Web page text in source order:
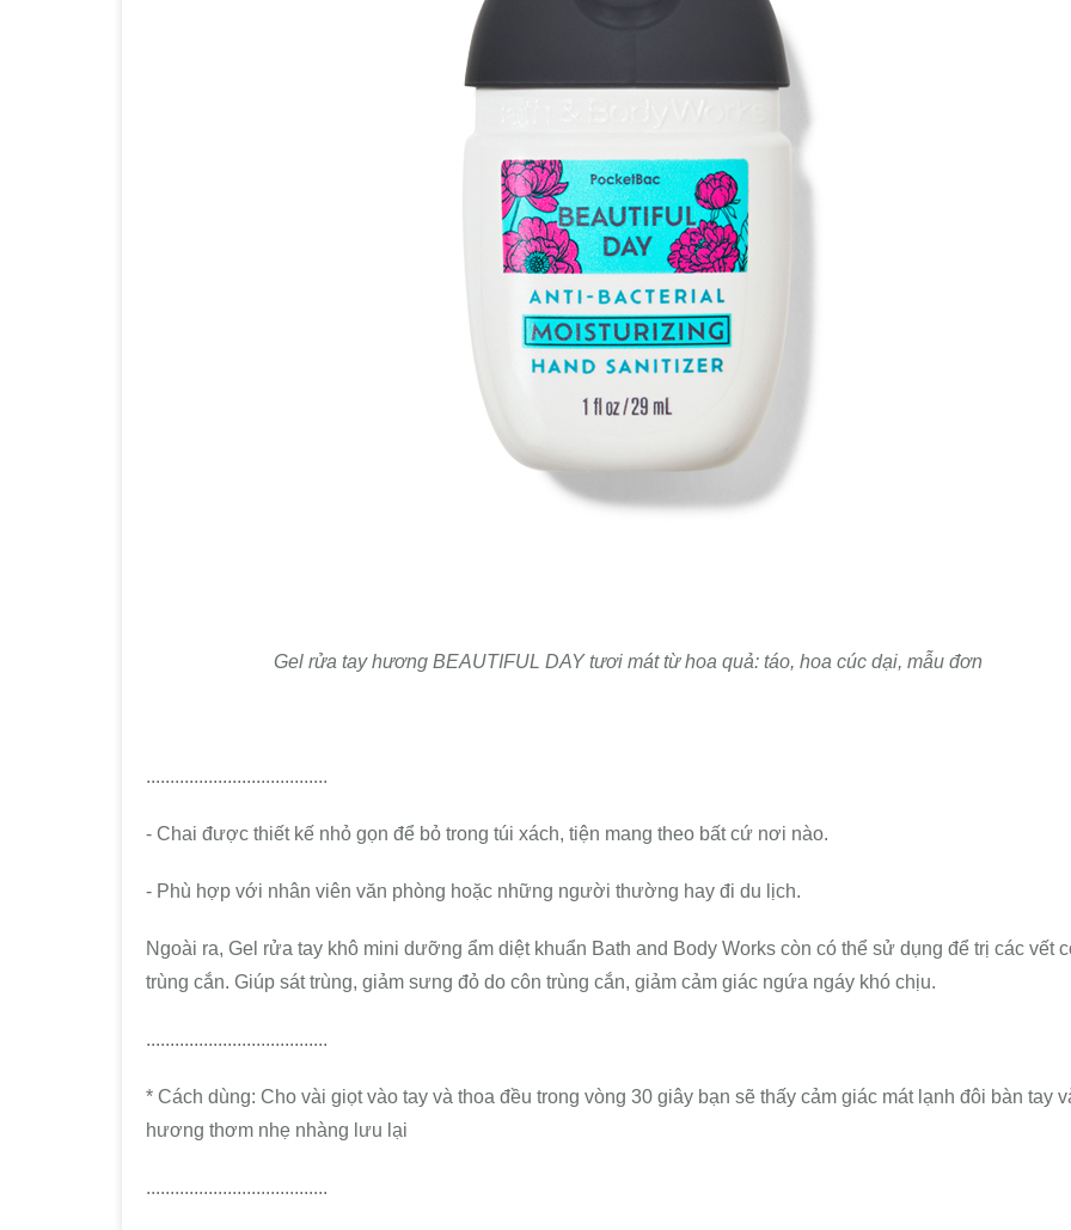
Gel rửa tay hương BEAUTIFUL DAY tươi mát từ hoa quả: táo, hoa cúc dại, mẫu đơn
......................................
- Chai được thiết kế nhỏ gọn để bỏ trong túi xách, tiện mang theo bất cứ nơi nào.
- Phù hợp với nhân viên văn phòng hoặc những người thường hay đi du lịch.
Ngoài ra, Gel rửa tay khô mini dưỡng ẩm diệt khuẩn Bath and Body Works còn có thể sử dụng để trị các vết
trùng cắn. Giúp sát trùng, giảm sưng đỏ do côn trùng cắn, giảm cảm giác ngứa ngáy khó chịu.
......................................
* Cách dùng: Cho vài giọt vào tay và thoa đều trong vòng 30 giây bạn sẽ thấy cảm giác mát lạnh đôi bàn tay
hương thơm nhẹ nhàng lưu lại
......................................